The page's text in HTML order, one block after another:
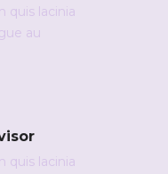
quis lacinia
au
quis lacinia